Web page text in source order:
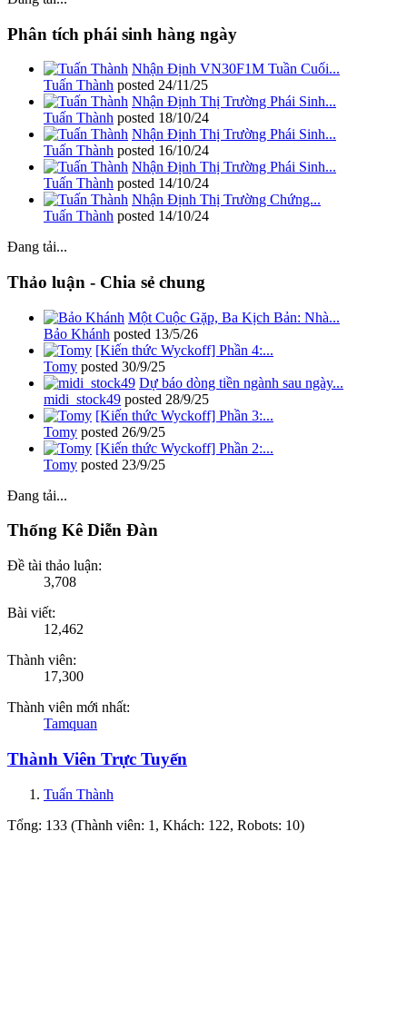
Phân tích phái sinh hàng ngày
Nhận Định VN30F1M Tuần Cuối...
Tuấn Thành posted 24/11/25
Nhận Định Thị Trường Phái Sinh...
Tuấn Thành posted 18/10/24
Nhận Định Thị Trường Phái Sinh...
Tuấn Thành posted 16/10/24
Nhận Định Thị Trường Phái Sinh...
Tuấn Thành posted 14/10/24
Nhận Định Thị Trường Chứng...
Tuấn Thành posted 14/10/24
Đang tải...
Thảo luận - Chia sẻ chung
Một Cuộc Gặp, Ba Kịch Bản: Nhà...
Bảo Khánh posted 13/5/26
[Kiến thức Wyckoff] Phần 4:...
Tomy posted 30/9/25
Dự báo dòng tiền ngành sau ngày...
midi_stock49 posted 28/9/25
[Kiến thức Wyckoff] Phần 3:...
Tomy posted 26/9/25
[Kiến thức Wyckoff] Phần 2:...
Tomy posted 23/9/25
Đang tải...
Thống Kê Diễn Đàn
Đề tài thảo luận:
3,708
Bài viết:
12,462
Thành viên:
17,300
Thành viên mới nhất:
Tamquan
Thành Viên Trực Tuyến
Tuấn Thành
Tổng: 133 (Thành viên: 1, Khách: 122, Robots: 10)